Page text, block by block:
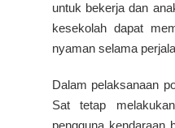
untuk bekerja dan
kesekolah dapat
nyaman selama
Dalam pelaksanaan
Sat tetap
pengguna kendaraan